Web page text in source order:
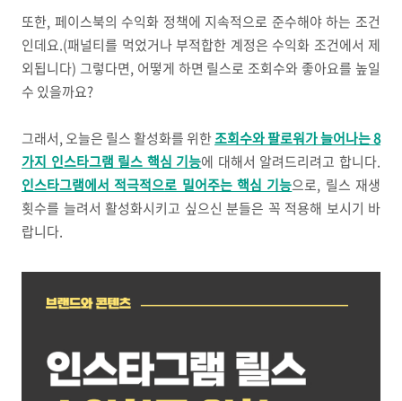
또한, 페이스북의 수익화 정책에 지속적으로 준수해야 하는 조건
인데요.(패널티를 먹었거나 부적합한 계정은 수익화 조건에서 제
외됩니다) 그렇다면, 어떻게 하면 릴스로 조회수와 좋아요를 높일
수 있을까요?
그래서, 오늘은 릴스 활성화를 위한조회수와 팔로워가 늘어나는 8
가지 인스타그램 릴스 핵심 기능에 대해서 알려드리려고 합니다.
인스타그램에서 적극적으로 밀어주는 핵심 기능으로, 릴스 재생
횟수를 늘려서 활성화시키고 싶으신 분들은 꼭 적용해 보시기 바
랍니다.